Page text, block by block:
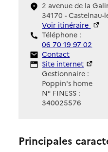
2 avenue de la
34170 - Castelnau-
Voir itinéraire
Téléphone :
06 70 19 97 02
Contact
Contact
Site Internet
Site internet
Gestionnaire :
Poppin's home
N° FINESS :
340025576
Principales